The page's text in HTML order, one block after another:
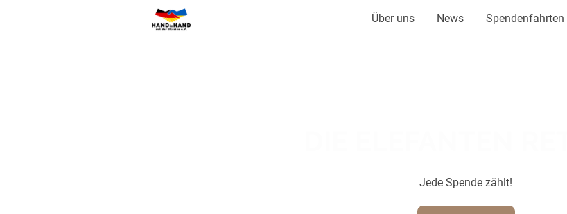
Über uns News Spendenfahrten
Jede Spende zählt!